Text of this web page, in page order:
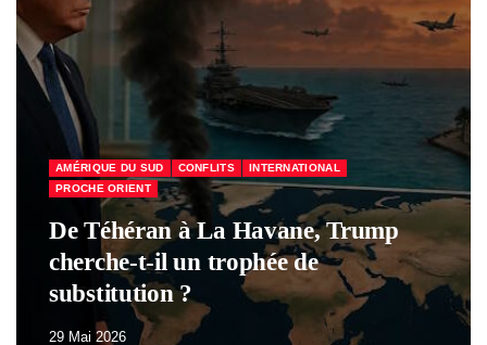
ÉCONOMIE & SOCIAL FRANCE
Macron a perdu tous ses partisans
29 Mai 2026